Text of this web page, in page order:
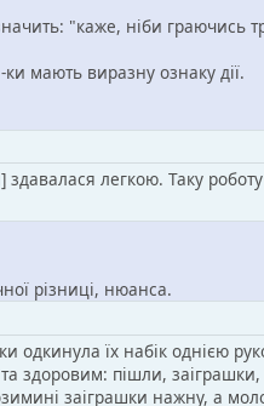
"каже, ніби граючись
мають виразну ознаку дії.
легкою. Таку
різниці, нюанса.
одкинула їх набік однією
здоровим: пішли,
заіграшки нажну, а